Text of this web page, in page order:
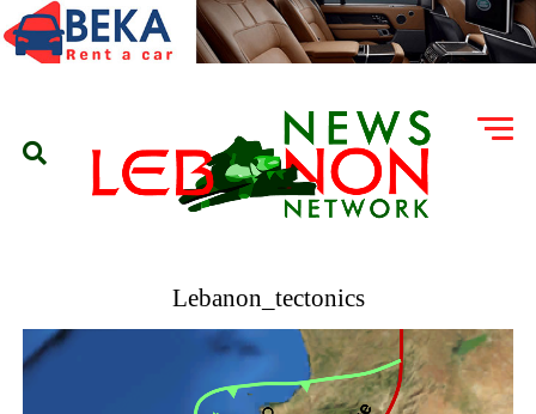
Lebanon_tectonics